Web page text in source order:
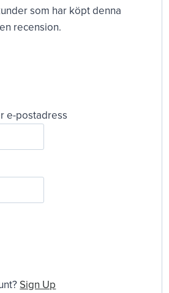
som har köpt denna
recension.
e-postadress
Sign Up